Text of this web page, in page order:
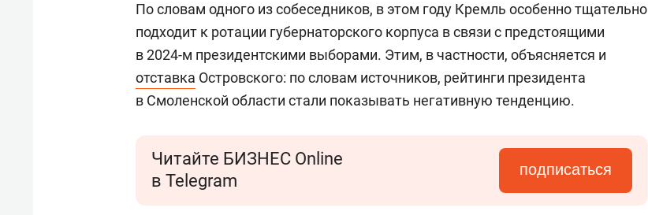
По словам одного из собеседников, в этом году Кремль особенно тщательно
подходит к ротации губернаторского корпуса в связи с предстоящими
в 2024-м президентскими выборами. Этим, в частности, объясняется и
отставка Островского: по словам источников, рейтинги президента
в Смоленской области стали показывать негативную тенденцию.
Читайте БИЗНЕС Online
в Telegram
подписаться